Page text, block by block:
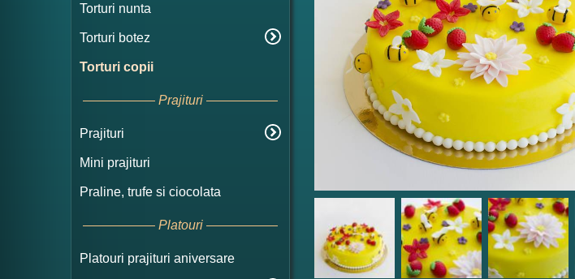
Torturi nunta
Torturi botez
Torturi copii
Prajituri
Prajituri
Mini prajituri
Praline, trufe si ciocolata
Platouri
Platouri prajituri aniversare